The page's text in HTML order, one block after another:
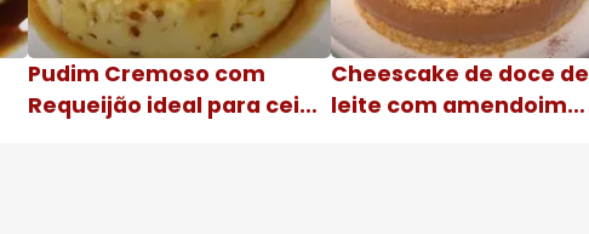
Pudim Cremoso com
Requeijão ideal para ceia
Cheescake de doce de
leite com amendoim